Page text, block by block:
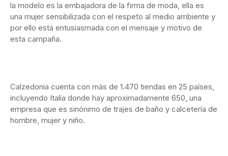
la modelo es la embajadora de la firma de moda, ella es
una mujer sensibilizada con el respeto al medio ambiente y
por ello está entusiasmada con el mensaje y motivo de
esta campaña.
Calzedonia cuenta con más de 1.470 tiendas en 25 países,
incluyendo Italia donde hay aproximadamente 650, una
empresa que es sinónimo de trajes de baño y calcetería de
hombre, mujer y niño.